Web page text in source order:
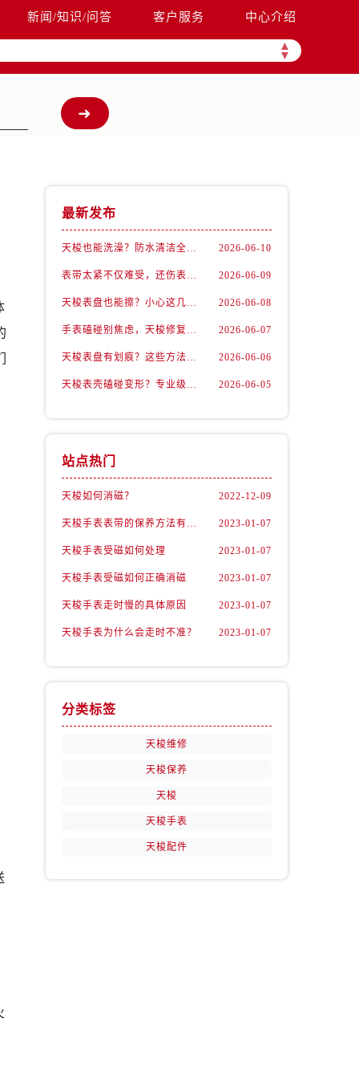
新闻/知识/问答 客户服务 中心介绍
▲
▼
最新发布
天梭也能洗澡？防水清洁全攻略 2026-06-10
表带太紧不仅难受，还伤表！天梭佩戴优化技巧 2026-06-09
天梭表盘也能擦？小心这几点才不伤机芯 2026-06-08
手表磕碰别焦虑，天梭修复有妙招 2026-06-07
天梭表盘有划痕？这些方法你一定要试试！ 2026-06-06
天梭表壳磕碰变形？专业级修复流程大公开 2026-06-05
站点热门
天梭如何消磁？ 2022-12-09
天梭手表表带的保养方法有哪些？ 2023-01-07
天梭手表受磁如何处理 2023-01-07
天梭手表受磁如何正确消磁 2023-01-07
天梭手表走时慢的具体原因 2023-01-07
天梭手表为什么会走时不准？ 2023-01-07
分类标签
天梭维修
天梭保养
天梭
天梭手表
天梭配件